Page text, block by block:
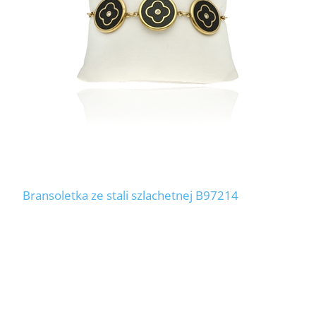
Bransoletka ze stali szlachetnej B97214